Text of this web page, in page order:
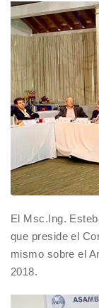
El Msc.Ing.
que preside el
mismo sobre el
2018.